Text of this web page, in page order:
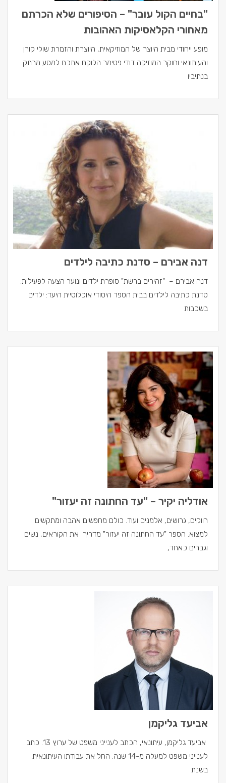
"בחיים הקול עובר" – הסיפורים שלא הכרתם
מאחורי הקלאסיקות האהובות
מופע ייחודי מבית היוצר של המוזיקאית, היוצרת והזמרת שולי קורן
והעיתונאי וחוקר המוזיקה דודי פטימר הלוקח אתכם למסע מרתק
בנתיביו
דנה אבירם – סדנת כתיבה לילדים
דנה אבירם – "זהירים ברשת" סופרת ילדים ונוער הצעה לפעילות:
סדנת כתיבה לילדים בבית הספר היסודי אוכלוסיית היעד: ילדים
בשכבות
אודליה יקיר – "עד החתונה זה יעזור"
רווקים, גרושים, אלמנים ועוד. כולם מחפשים אהבה ומתקשים
למצוא. הספר "עד החתונה זה יעזור" מדריך את הקוראים, נשים
וגברים כאחד,
אביעד גליקמן
אביעד גליקמן, עיתונאי, הכתב לענייני משפט של ערוץ 13. כתב
לענייני משפט למעלה מ-14 שנה. החל את עבודתו העיתונאית
בשנת